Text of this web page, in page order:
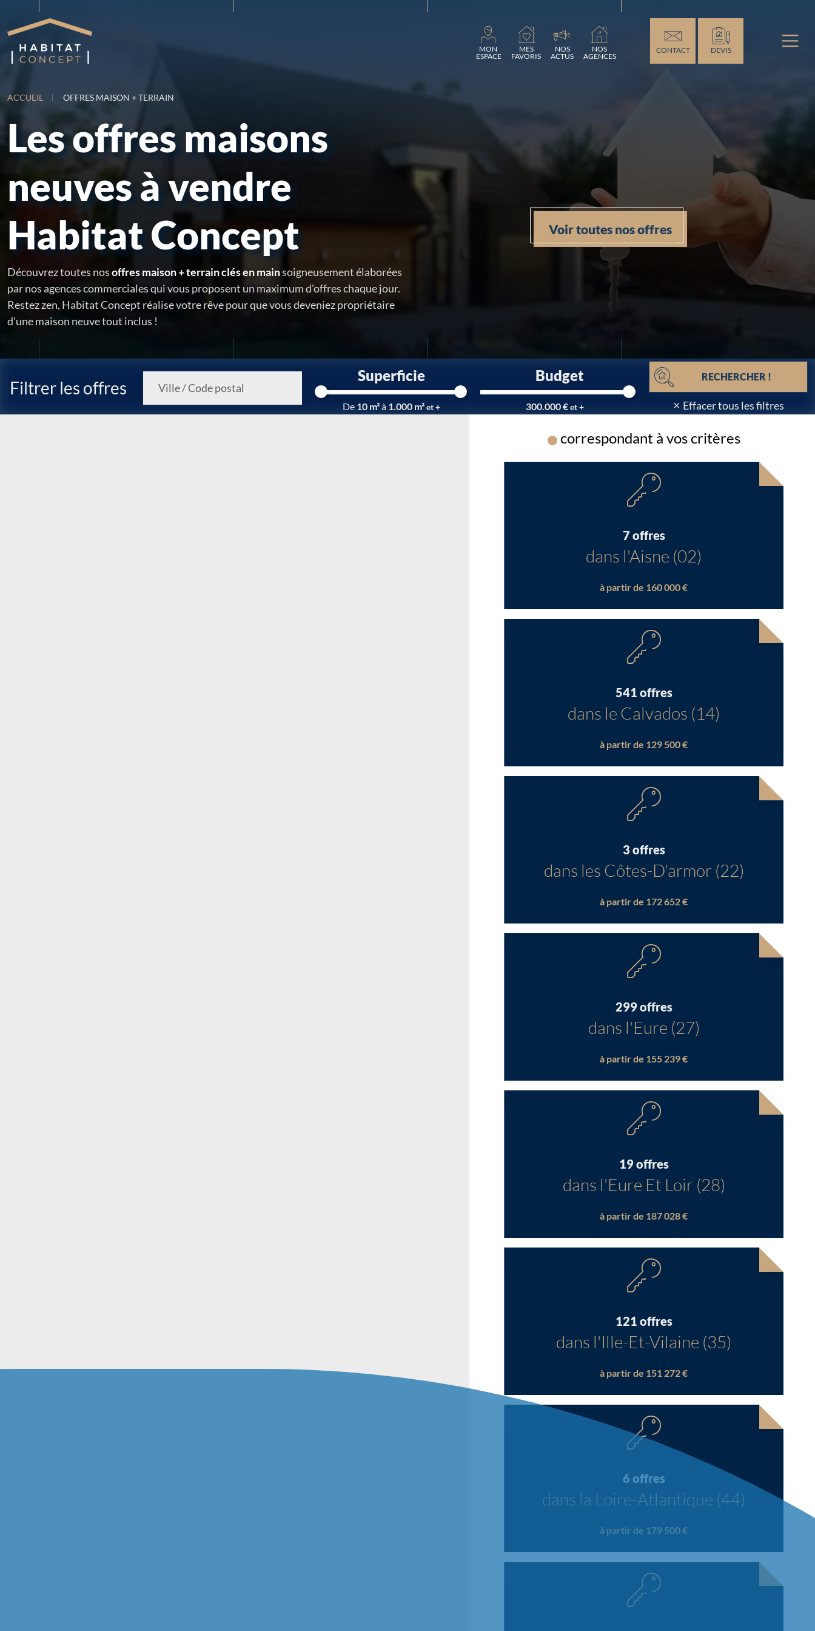
MON
ESPACE
Chargement...
MES
FAVORIS
NOS
ACTUS
NOS
AGENCES
CONTACT DEVIS
ACCUEIL OFFRES MAISON + TERRAIN
Les offres maisons
neuves à vendre
Habitat Concept
Découvrez toutes nosoffres maison + terrain clés en mainsoigneusement élaborées
par nos agences commerciales qui vous proposent un maximum d'offres chaque jour.
Restez zen, Habitat Concept réalise votre rêve pour que vous deveniez propriétaire
d'une maison neuve tout inclus !
Voir toutes nos offres
Filtrer les offres
Superficie
De 10 m²à 1.000 m²et +
Budget
300.000 €et +
RECHERCHER !
× Effacer tous les filtres
Chargement...
correspondant à vos critères
7 offres
dans l'Aisne (02)
à partir de 160 000 €
541 offres
dans le Calvados (14)
à partir de 129 500 €
3 offres
dans les Côtes-D'armor (22)
à partir de 172 652 €
299 offres
dans l'Eure (27)
à partir de 155 239 €
19 offres
dans l'Eure Et Loir (28)
à partir de 187 028 €
121 offres
dans l'Ille-Et-Vilaine (35)
à partir de 151 272 €
6 offres
dans la Loire-Atlantique (44)
à partir de 179 500 €